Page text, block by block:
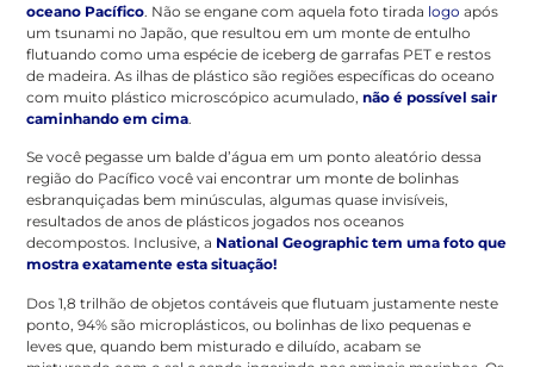
oceano Pacífico. Não se engane com aquela foto tirada logo após
um tsunami no Japão, que resultou em um monte de entulho
flutuando como uma espécie de iceberg de garrafas PET e restos
de madeira. As ilhas de plástico são regiões específicas do oceano
com muito plástico microscópico acumulado,não é possível sair
caminhando em cima.
Se você pegasse um balde d’água em um ponto aleatório dessa
região do Pacífico você vai encontrar um monte de bolinhas
esbranquiçadas bem minúsculas, algumas quase invisíveis,
resultados de anos de plásticos jogados nos oceanos
decompostos. Inclusive, a National Geographic tem uma foto que
mostra exatamente esta situação!
Dos 1,8 trilhão de objetos contáveis que flutuam justamente neste
ponto, 94% são microplásticos, ou bolinhas de lixo pequenas e
leves que, quando bem misturado e diluído, acabam se